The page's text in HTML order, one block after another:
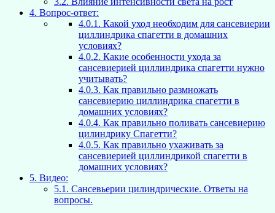
4. Вопрос-ответ:
4.0.1. Какой уход необходим для сансевиерии
циллиндрика спагетти в домашних
условиях?
4.0.2. Какие особенности ухода за
сансевиерией циллиндрика спагетти нужно
учитывать?
4.0.3. Как правильно размножать
сансевиерию циллиндрика спагетти в
домашних условиях?
4.0.4. Как правильно поливать сансевиерию
цилиндрику Спагетти?
4.0.5. Как правильно ухаживать за
сансевиерией циллиндрикой спагетти в
домашних условиях?
5. Видео:
5.1. Сансевьерии цилиндрические. Ответы на
вопросы.